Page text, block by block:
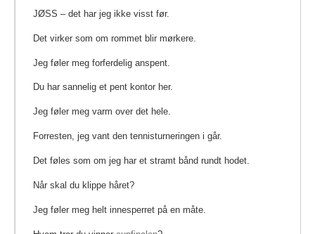
JØSS – det har jeg ikke visst før.
Det virker som om rommet blir mørkere.
Jeg føler meg forferdelig anspent.
Du har sannelig et pent kontor her.
Jeg føler meg varm over det hele.
Forresten, jeg vant den tennisturneringen i går.
Det føles som om jeg har et stramt bånd rundt hodet.
Når skal du klippe håret?
Jeg føler meg helt innesperret på en måte.